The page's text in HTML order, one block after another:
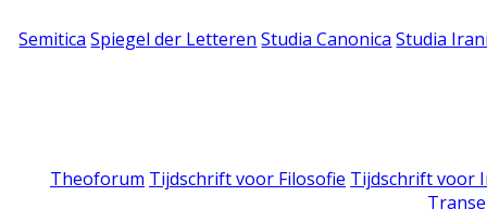
Semitica Spiegel der Letteren Studia Canonica Studia
Theoforum Tijdschrift voor Filosofie Tijdschrift voor